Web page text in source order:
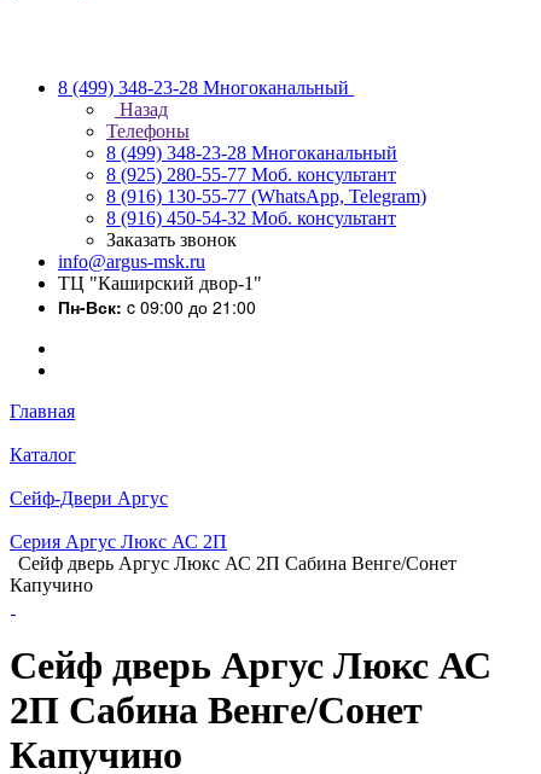
8 (499) 348-23-28 Многоканальный
Назад
Телефоны
8 (499) 348-23-28 Многоканальный
8 (925) 280-55-77 Моб. консультант
8 (916) 130-55-77 (WhatsApp, Telegram)
8 (916) 450-54-32 Моб. консультант
Заказать звонок
info@argus-msk.ru
ТЦ "Каширский двор-1"
Пн-Вск: c 09:00 до 21:00
Главная
Каталог
Сейф-Двери Аргус
Серия Аргус Люкс АС 2П
Сейф дверь Аргус Люкс АС 2П Сабина Венге/Сонет
Капучино
Сейф дверь Аргус Люкс АС
2П Сабина Венге/Сонет
Капучино